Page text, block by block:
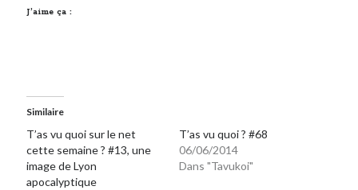
J’aime ça :
Similaire
T’as vu quoi sur le net
cette semaine ? #13, une
image de Lyon
apocalyptique
T’as vu quoi ? #68
06/06/2014
Dans "Tavukoi"